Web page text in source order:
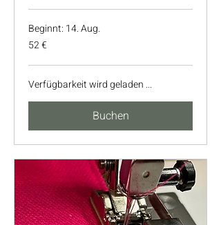
Beginnt: 14. Aug.
52
Euro
52 €
Verfügbarkeit wird geladen ...
Buchen